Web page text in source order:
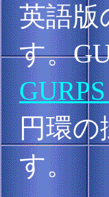
英語版
す。
円環の
す。